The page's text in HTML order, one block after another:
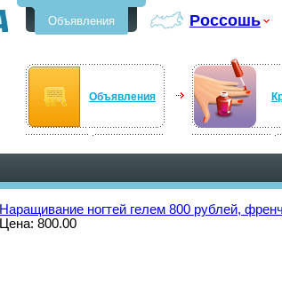
Объявления Россошь
Объявления
Наращивание ногтей гелем 800 рублей,
Цена: 800.00